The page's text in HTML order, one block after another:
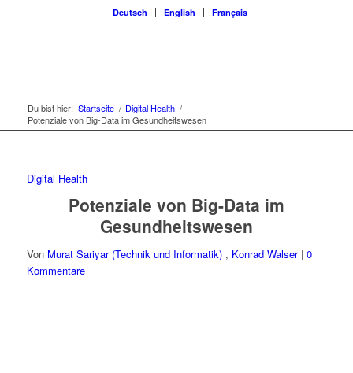
Deutsch English Français
Du bist hier: Startseite / Digital Health /
Potenziale von Big-Data im Gesundheitswesen
Digital Health
Potenziale von Big-Data im
Gesundheitswesen
Von Murat Sariyar (Technik und Informatik) , Konrad Walser | 0
Kommentare